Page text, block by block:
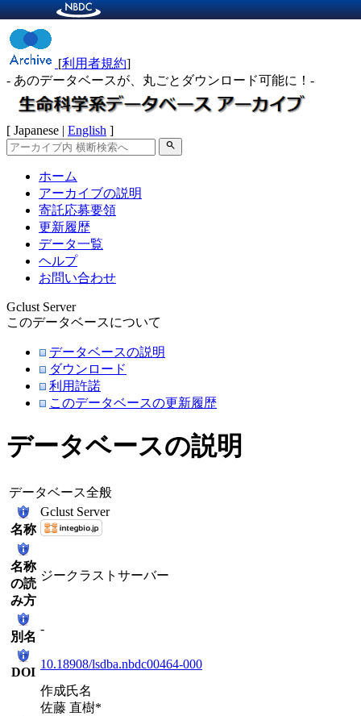
[利用者規約]
- あのデータベースが、丸ごとダウンロード可能に！-
[ Japanese | English ]
search
ホーム
アーカイブの説明
寄託応募要領
更新履歴
データ一覧
ヘルプ
お問い合わせ
Gclust Server
このデータベースについて
データベースの説明
ダウンロード
利用許諾
このデータベースの更新履歴
データベースの説明
データベース全般
名称
Gclust Server
名称
の読
み方
ジークラストサーバー
別名
-
DOI
10.18908/lsdba.nbdc00464-000
作成氏名
佐藤 直樹*